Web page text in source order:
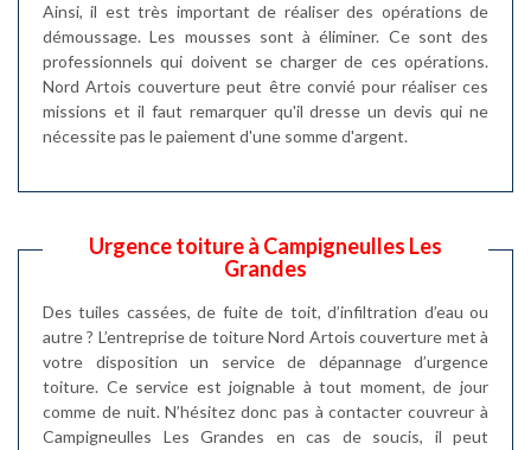
Ainsi, il est très important de réaliser des opérations de
démoussage. Les mousses sont à éliminer. Ce sont des
professionnels qui doivent se charger de ces opérations.
Nord Artois couverture peut être convié pour réaliser ces
missions et il faut remarquer qu'il dresse un devis qui ne
nécessite pas le paiement d'une somme d'argent.
Urgence toiture à Campigneulles Les
Grandes
Des tuiles cassées, de fuite de toit, d’infiltration d’eau ou
autre ? L’entreprise de toiture Nord Artois couverture met à
votre disposition un service de dépannage d’urgence
toiture. Ce service est joignable à tout moment, de jour
comme de nuit. N’hésitez donc pas à contacter couvreur à
Campigneulles Les Grandes en cas de soucis, il peut